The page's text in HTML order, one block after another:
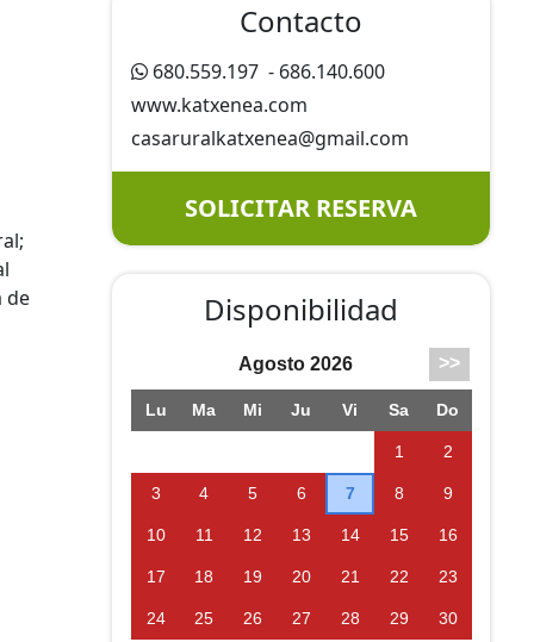
de
Contacto
680.559.197 - 686.140.600
www.katxenea.com
casaruralkatxenea@gmail.com
SOLICITAR RESERVA
Disponibilidad